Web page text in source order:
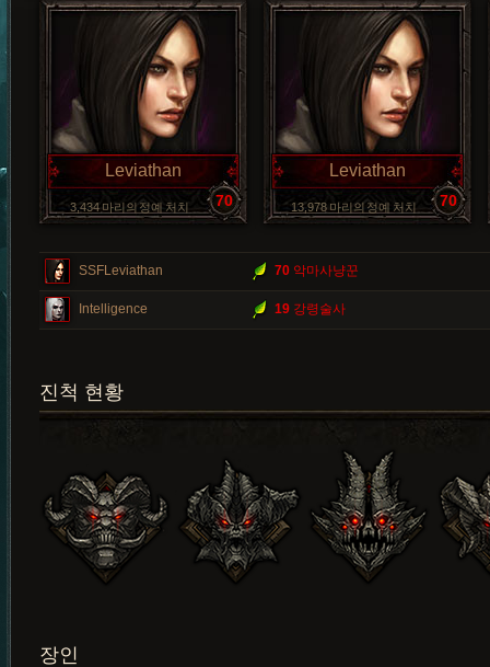
Leviathan
3,434 마리의 정예 처치 70
Leviathan
13,978 마리의 정예 처치 70
SSFLeviathan 70 악마사냥꾼
Intelligence 19 강령술사
진척 현황
장인